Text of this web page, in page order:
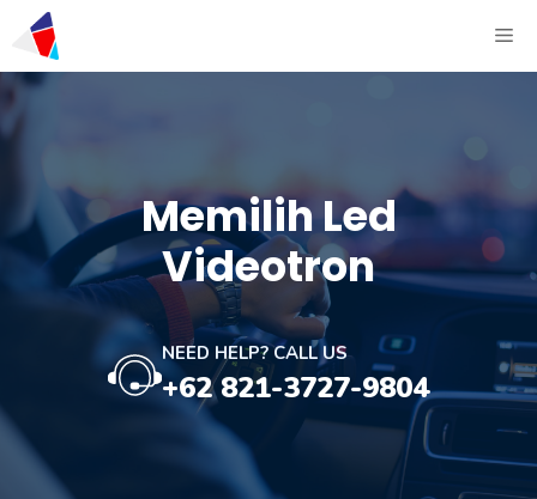
Memilih Led
Videotron
NEED HELP? CALL US
+62 821-3727-9804